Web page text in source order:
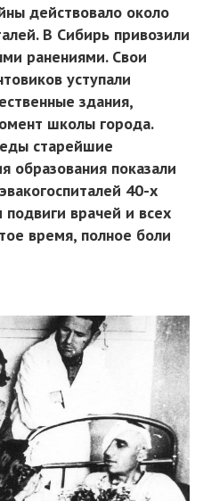
действовало около
В Сибирь привозили
ранениями. Свои
уступали
здания,
школы города.
старейшие
образования показали
40-х
врачей и всех
время, полное боли